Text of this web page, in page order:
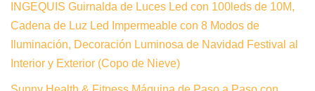
INGEQUIS Guirnalda de Luces Led con 100leds de 10M,
Cadena de Luz Led Impermeable con 8 Modos de
Iluminación, Decoración Luminosa de Navidad Festival al
Interior y Exterior (Copo de Nieve)